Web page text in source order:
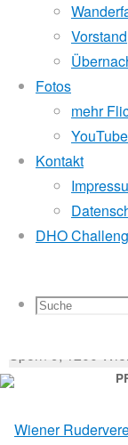
Vorstand
Fotos
mehr
Kontakt
DHO
Suche
Suchen
Donau:
Ybbs
–
Wien
Windfinder
Mitglied der
Godfrey
Sternfahrten
Ruderlinks-
Impressum-
nach:
Sporn 9, 1200
Zurück
oben